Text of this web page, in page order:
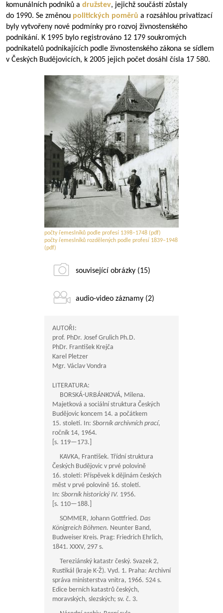
komunálních podniků a družstev, jejichž součástí zůstaly
do 1990. Se změnou politických poměrů a rozsáhlou privatizací
byly vytvořeny nové podmínky pro rozvoj živnostenského
podnikání. K 1995 bylo registrováno 12 179 soukromých
podnikatelů podnikajících podle živnostenského zákona se sídlem
v Českých Budějovicích, k 2005 jejich počet dosáhl čísla 17 580.
počty řemeslníků podle profesí 1398–1748 (pdf)
počty řemeslníků rozdělených podle profesí 1839–1948
(pdf)
související obrázky (15)
audio-video záznamy (2)
AUTOŘI:
prof. PhDr. Josef Grulich Ph.D.
PhDr. František Krejča
Karel Pletzer
Mgr. Václav Vondra
LITERATURA:
BORSKÁ-URBÁNKOVÁ, Milena.
Majetková a sociální struktura Českých
Budějovic koncem 14. a počátkem
15. století. In: Sborník archivních prací,
ročník 14, 1964.
[s. 119—173.]
KAVKA, František. Třídní struktura
Českých Budějovic v prvé polovině
16. století: Příspěvek k dějinám českých
měst v prvé polovině 16. století.
In: Sborník historický IV. 1956.
[s. 110—188.]
SOMMER, Johann Gottfried. Das
Königreich Böhmen. Neunter Band,
Budweiser Kreis. Prag: Friedrich Ehrlich,
1841. XXXV, 297 s.
Tereziánský katastr český. Svazek 2,
Rustikál (kraje K-Ž). Vyd. 1. Praha: Archivní
správa ministerstva vnitra, 1966. 524 s.
Edice berních katastrů českých,
moravských, slezských; sv. č. 3.